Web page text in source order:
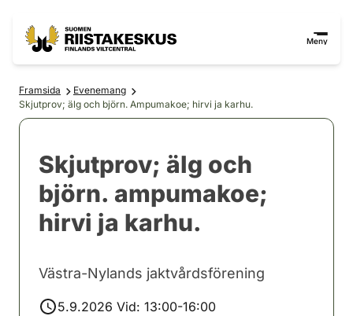
Meny
Framsida
Evenemang
Skjutprov; älg och björn. Ampumakoe; hirvi ja karhu.
Skjutprov; älg och
björn. ampumakoe;
hirvi ja karhu.
Västra-Nylands jaktvårdsförening
5.9.2026 Vid: 13:00-16:00